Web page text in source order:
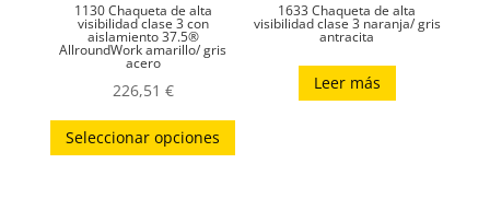
1130 Chaqueta de alta
visibilidad clase 3 con
aislamiento 37.5®
AllroundWork amarillo/ gris
acero
226,51 €
Seleccionar opciones
Este
1633 Chaqueta de alta
visibilidad clase 3 naranja/ gris
antracita
Leer más